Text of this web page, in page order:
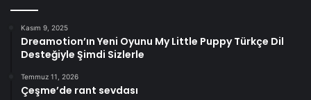
Kasım 9, 2025
Dreamotion’ın Yeni Oyunu My Little Puppy Türkçe Dil
Desteğiyle Şimdi Sizlerle
Temmuz 11, 2026
Çeşme’de rant sevdası